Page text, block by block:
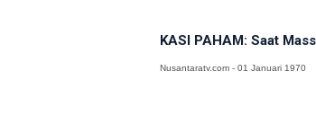
KASI PAHAM: Saat
Nusantaratv.com - 01 Januari 1970